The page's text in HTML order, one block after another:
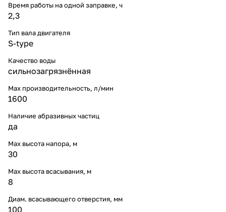
Время работы на одной заправке, ч
2,3
Тип вала двигателя
S-type
Качество воды
сильнозагрязнённая
Max производительность, л/мин
1600
Наличие абразивных частиц
да
Max высота напора, м
30
Max высота всасывания, м
8
Диам. всасывающего отверстия, мм
100